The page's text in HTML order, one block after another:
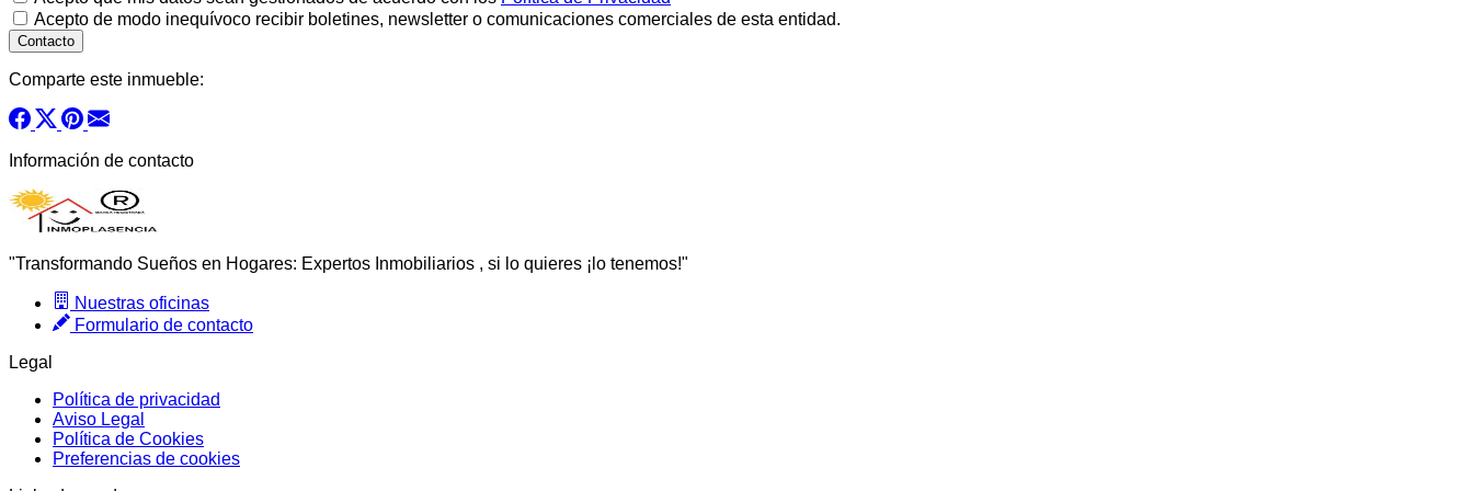
Acepto de modo inequívoco recibir boletines, newsletter o comunicaciones comerciales de esta entidad.
Comparte este inmueble:
Información de contacto
"Transformando Sueños en Hogares: Expertos Inmobiliarios , si lo quieres ¡lo tenemos!"
Nuestras oficinas
Formulario de contacto
Legal
Política de privacidad
Aviso Legal
Política de Cookies
Preferencias de cookies